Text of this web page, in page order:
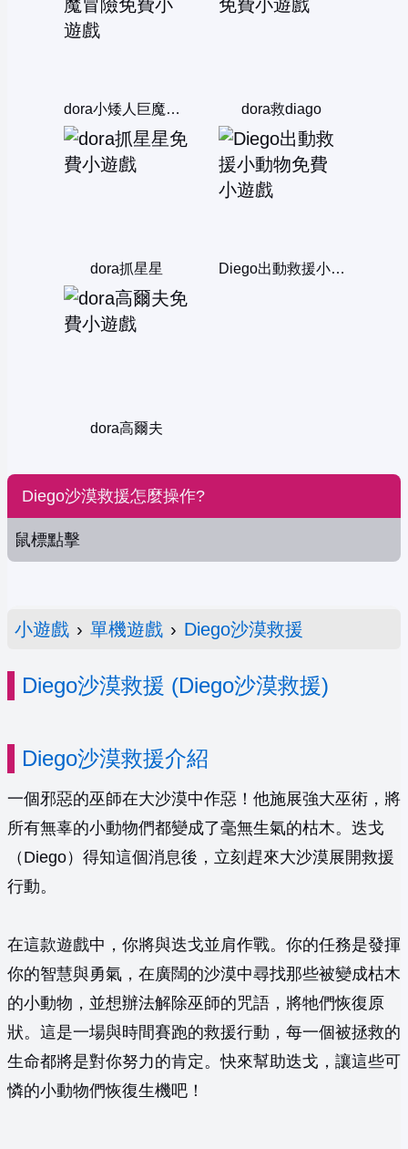
dora小矮人巨魔冒險 dora救diago
dora抓星星 Diego出動救援小動物
dora高爾夫
Diego沙漠救援怎麼操作?
鼠標點擊
小遊戲 › 單機遊戲 › Diego沙漠救援
Diego沙漠救援 (Diego沙漠救援)
Diego沙漠救援介紹
一個邪惡的巫師在大沙漠中作惡！他施展強大巫術，將
所有無辜的小動物們都變成了毫無生氣的枯木。迭戈
（Diego）得知這個消息後，立刻趕來大沙漠展開救援
行動。
在這款遊戲中，你將與迭戈並肩作戰。你的任務是發揮
你的智慧與勇氣，在廣闊的沙漠中尋找那些被變成枯木
的小動物，並想辦法解除巫師的咒語，將牠們恢復原
狀。這是一場與時間賽跑的救援行動，每一個被拯救的
生命都將是對你努力的肯定。快來幫助迭戈，讓這些可
憐的小動物們恢復生機吧！